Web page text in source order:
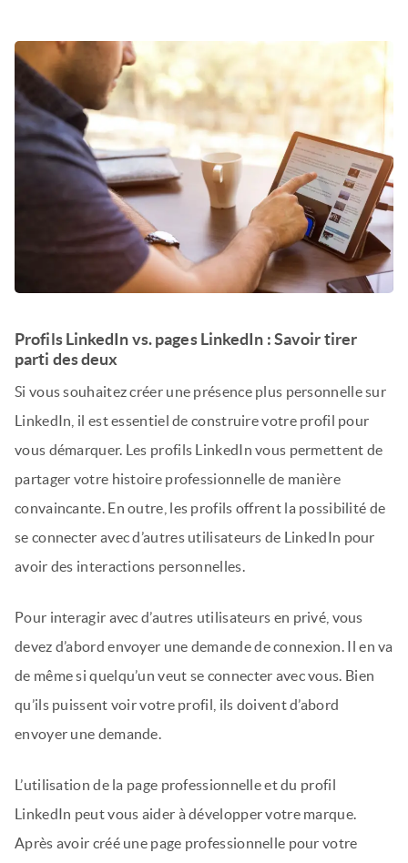
Profils LinkedIn vs. pages LinkedIn : Savoir tirer
parti des deux
Si vous souhaitez créer une présence plus personnelle sur
LinkedIn, il est essentiel de construire votre profil pour
vous démarquer. Les profils LinkedIn vous permettent de
partager votre histoire professionnelle de manière
convaincante. En outre, les profils offrent la possibilité de
se connecter avec d’autres utilisateurs de LinkedIn pour
avoir des interactions personnelles.
Pour interagir avec d’autres utilisateurs en privé, vous
devez d’abord envoyer une demande de connexion. Il en va
de même si quelqu’un veut se connecter avec vous. Bien
qu’ils puissent voir votre profil, ils doivent d’abord
envoyer une demande.
L’utilisation de la page professionnelle et du profil
LinkedIn peut vous aider à développer votre marque.
Après avoir créé une page professionnelle pour votre